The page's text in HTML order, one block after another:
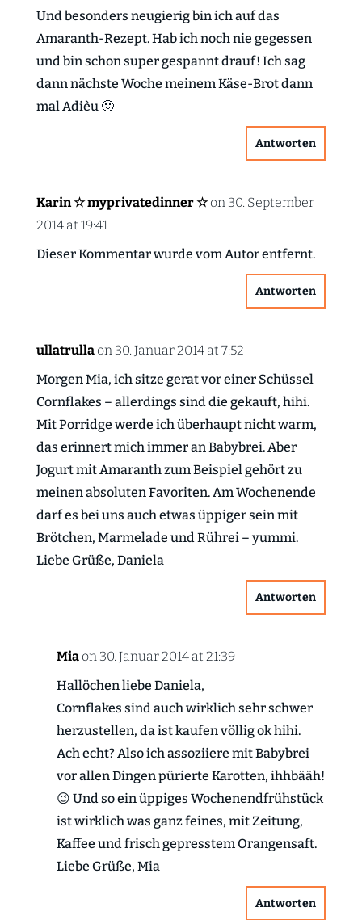
Und besonders neugierig bin ich auf das
Amaranth-Rezept. Hab ich noch nie gegessen
und bin schon super gespannt drauf! Ich sag
dann nächste Woche meinem Käse-Brot dann
mal Adièu 🙂
Antworten
Karin ☆ myprivatedinner ☆ on 30. September
2014 at 19:41
Dieser Kommentar wurde vom Autor entfernt.
Antworten
ullatrulla on 30. Januar 2014 at 7:52
Morgen Mia, ich sitze gerat vor einer Schüssel
Cornflakes – allerdings sind die gekauft, hihi.
Mit Porridge werde ich überhaupt nicht warm,
das erinnert mich immer an Babybrei. Aber
Jogurt mit Amaranth zum Beispiel gehört zu
meinen absoluten Favoriten. Am Wochenende
darf es bei uns auch etwas üppiger sein mit
Brötchen, Marmelade und Rührei – yummi.
Liebe Grüße, Daniela
Antworten
Mia on 30. Januar 2014 at 21:39
Hallöchen liebe Daniela,
Cornflakes sind auch wirklich sehr schwer
herzustellen, da ist kaufen völlig ok hihi.
Ach echt? Also ich assoziiere mit Babybrei
vor allen Dingen pürierte Karotten, ihhbääh!
😉 Und so ein üppiges Wochenendfrühstück
ist wirklich was ganz feines, mit Zeitung,
Kaffee und frisch gepresstem Orangensaft.
Liebe Grüße, Mia
Antworten